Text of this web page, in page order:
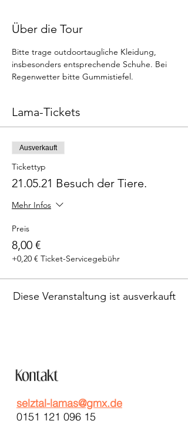
Über die Tour
Bitte trage outdoortaugliche Kleidung,
insbesonders entsprechende Schuhe. Bei
Regenwetter bitte Gummistiefel.
Lama-Tickets
Ausverkauft
Tickettyp
21.05.21 Besuch der Tiere.
Mehr Infos
Preis
8,00 €
+0,20 € Ticket-Servicegebühr
Diese Veranstaltung ist ausverkauft
selztal-lamas@gmx.de
0151 121 096 15